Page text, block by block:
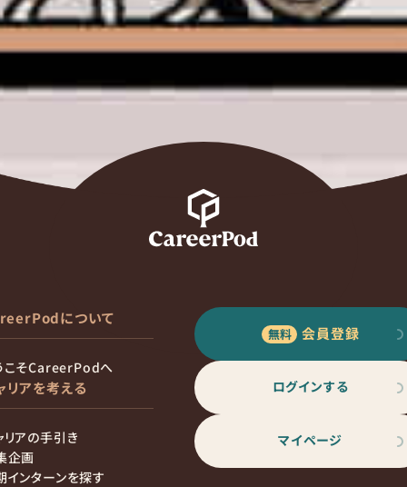
について
こそCareerPodへ
リアを考える
リアの手引き
企画
インターンを探す
会員登録
ログインする
マイページ